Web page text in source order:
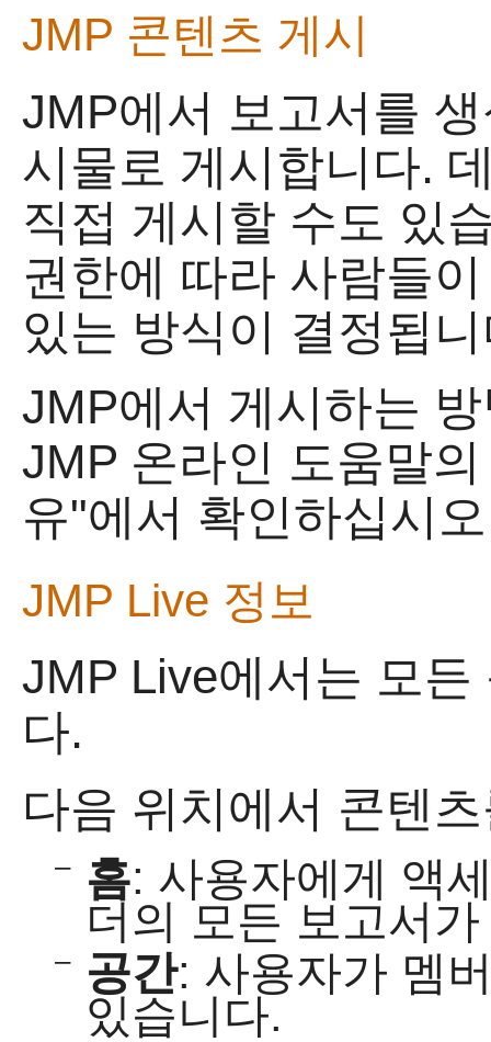
JMP 콘텐츠 게시
JMP에서 보고서를
시물로 게시합니다.
직접 게시할 수도 있
권한에 따라 사람들
있는 방식이 결정됩
JMP에서 게시하는
JMP 온라인 도움말
유"에서 확인하십시
JMP Live 정보
JMP Live에서는 모든
다.
다음 위치에서 콘텐
– 홈: 사용자에게 액
더의 모든 보고서
– 공간: 사용자가 멤
있습니다.